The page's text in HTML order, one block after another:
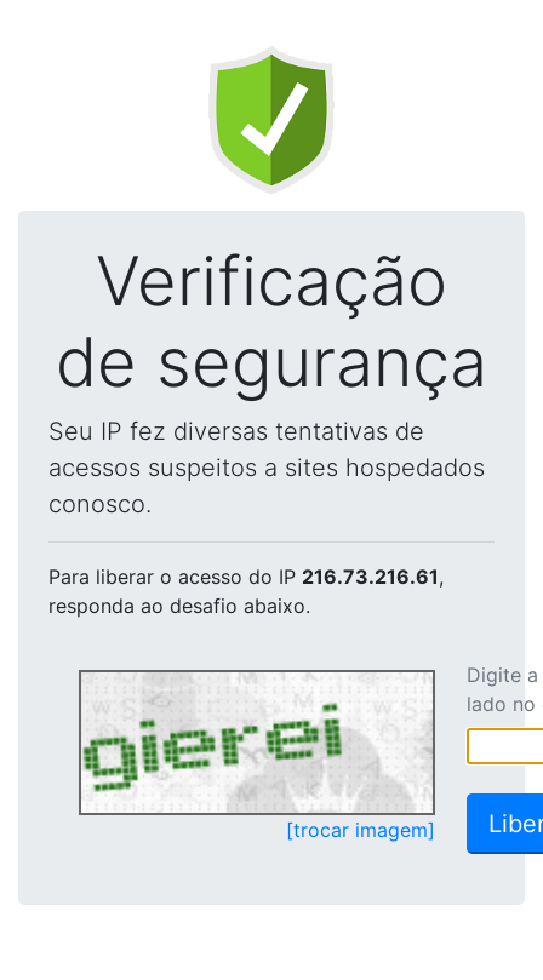
Verificação
de segurança
Seu IP fez diversas tentativas de
acessos suspeitos a sites hospedados
conosco.
Para liberar o acesso do IP 216.73.216.61,
responda ao desafio abaixo.
[trocar imagem]
Digite
lado no